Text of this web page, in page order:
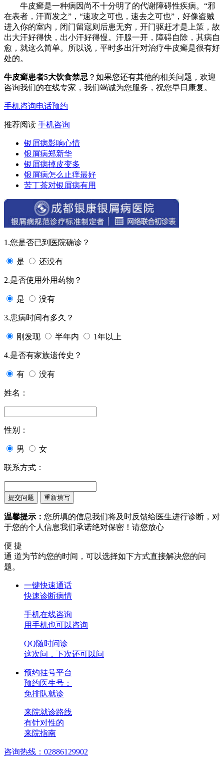
牛皮癣是一种病因尚不十分明了的代谢障碍性疾病。“邪
在表者，汗而发之”，“速攻之可也，速去之可也”，好像盗贼
进入你的室内，闭门留寇则后患无穷，开门驱赶才是上策，故
出大汗好得快，出小汗好得慢。汗腺一开，障碍自除，其病自
愈，就这么简单。所以说，平时多出汗对治疗牛皮癣是很有好
处的。
牛皮癣患者5大饮食禁忌 ？如果您还有其他的相关问题，欢迎
咨询我们的在线专家，我们竭诚为您服务，祝您早日康复。
手机咨询电话预约
推荐阅读 手机咨询
银屑病影响心情
银屑病郑新华
银屑病掉皮变多
银屑病怎么止痒最好
苦丁茶对银屑病有用
1.您是否已到医院确诊？
是 还没有
2.是否使用外用药物？
是 没有
3.患病时间有多久？
刚发现 半年内 1年以上
4.是否有家族遗传史？
有 没有
姓名：
性别：
男 女
联系方式：
温馨提示： 您所填的信息我们将及时反馈给医生进行诊断，对
于您的个人信息我们承诺绝对保密！请您放心
便 捷
通 道为节约您的时间，可以选择如下方式直接解决您的问
题。
一键快速通话
快速诊断病情
手机在线咨询
用手机也可以咨询
QQ随时问诊
这次问，下次还可以问
预约挂号平台
预约医生号：
免排队就诊
来院就诊路线
有针对性的
来院指南
咨询热线：02886129902